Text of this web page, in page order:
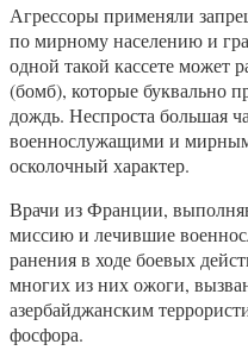
Агрессоры применяли
по мирному населению и
одной такой кассете может
(бомб), которые буквально
дождь. Неспроста большая
военнослужащими и
осколочный характер.
Врачи из Франции,
миссию и лечившие
ранения в ходе боевых
многих из них ожоги,
азербайджанским
фосфора.